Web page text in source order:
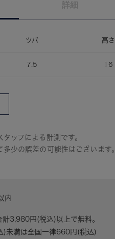
詳細
ツバ 高さ
7.5 16
ッフによる計測です。
少の誤差の可能性はございます。
内
計3,980円(税込)以上で無料。
)未満は全国一律660円(税込)